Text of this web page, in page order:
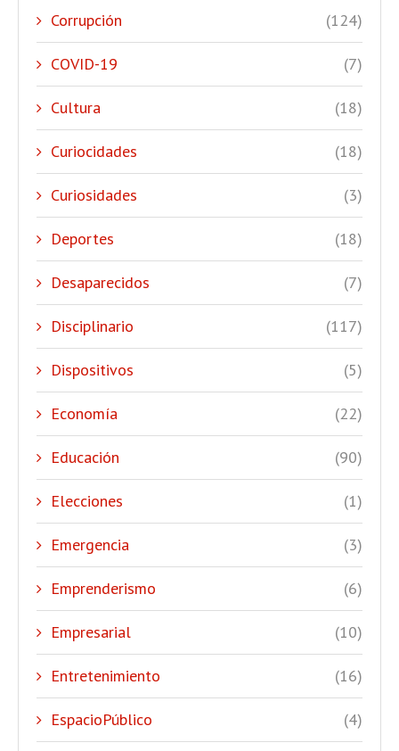
Corrupción (124)
COVID-19 (7)
Cultura (18)
Curiocidades (18)
Curiosidades (3)
Deportes (18)
Desaparecidos (7)
Disciplinario (117)
Dispositivos (5)
Economía (22)
Educación (90)
Elecciones (1)
Emergencia (3)
Emprenderismo (6)
Empresarial (10)
Entretenimiento (16)
EspacioPúblico (4)